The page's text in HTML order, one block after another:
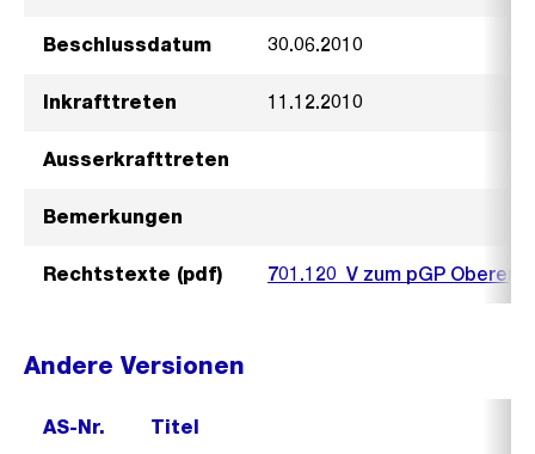
Beschlussdatum 30.06.2010
Inkrafttreten 11.12.2010
Ausserkrafttreten
Bemerkungen
Rechtstexte (pdf) 701.120_V zum pGP Oberer
Andere Versionen
AS-Nr. Titel